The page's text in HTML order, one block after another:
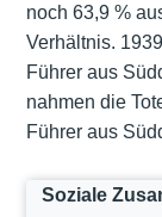
noch 63,9 %
Verhältnis.
Führer aus
nahmen die
Führer aus
Soziale